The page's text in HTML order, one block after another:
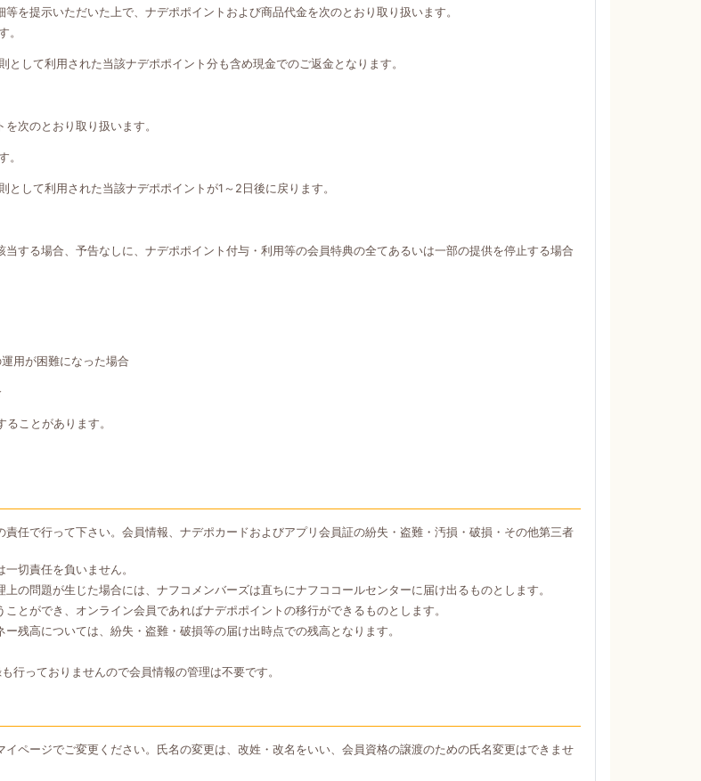
を提示いただいた上で、ナデポポイントおよび商品代金を次のとおり取り扱います。
。
して利用された当該ナデポポイント分も含め現金でのご返金となります。
次のとおり取り扱います。
。
して利用された当該ナデポポイントが1～2日後に戻ります。
する場合、予告なしに、ナデポポイント付与・利用等の会員特典の全てあるいは一部の提供を停止する場合
用が困難になった場合
ことがあります。
任で行って下さい。会員情報、ナデポカードおよびアプリ会員証の紛失・盗難・汚損・破損・その他第三者
切責任を負いません。
の問題が生じた場合には、ナフコメンバーズは直ちにナフココールセンターに届け出るものとします。
とができ、オンライン会員であればナデポポイントの移行ができるものとします。
残高については、紛失・盗難・破損等の届け出時点での残高となります。
行っておりませんので会員情報の管理は不要です。
ページでご変更ください。氏名の変更は、改姓・改名をいい、会員資格の譲渡のための氏名変更はできませ